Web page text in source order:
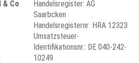
& Co
Handelsregister: AG
Saarbcken
Handelsregisternr: HRA 12323
Umsatzsteuer-
Identifikationsnr.: DE 040-242-
10249